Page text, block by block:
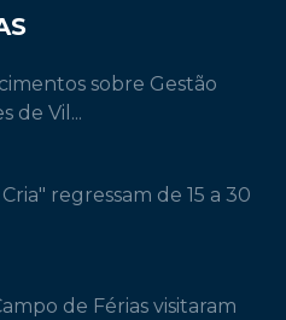
sobre Gestão
de Vil...
regressam de 15 a 30
de Férias visitaram